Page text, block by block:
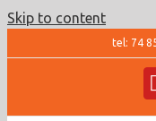
Skip to content
tel: 74